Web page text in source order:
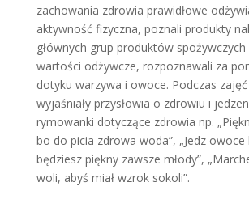
zachowania zdrowia prawidłowe
aktywność fizyczna, poznali produkty
głównych grup produktów spożywczych
wartości odżywcze, rozpoznawali za
dotyku warzywa i owoce. Podczas zajęć
wyjaśniały przysłowia o zdrowiu i
rymowanki dotyczące zdrowia np.
bo do picia zdrowa woda”, „Jedz owoce
będziesz piękny zawsze młody”,
woli, abyś miał wzrok sokoli”.